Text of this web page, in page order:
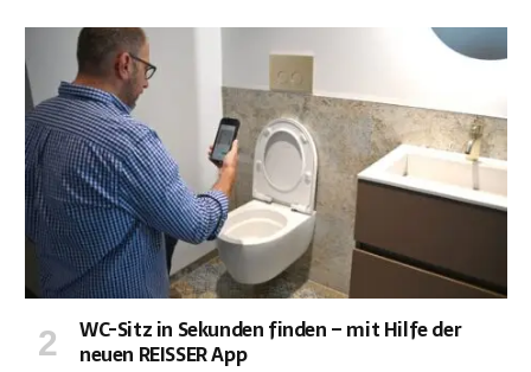
WC-Sitz in Sekunden finden – mit Hilfe der
neuen REISSER App